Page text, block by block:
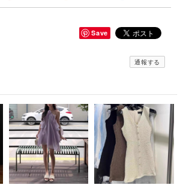
Save
通報する